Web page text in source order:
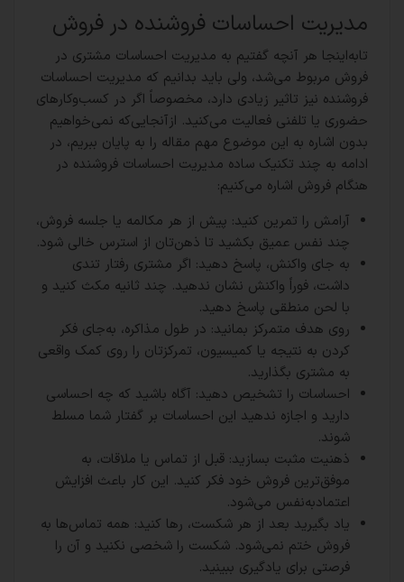
مدیریت احساسات فروشنده در فروش
تابه‌اینجا هر آنچه گفتیم به مدیریت احساسات مشتری در
فروش مربوط می‌شد، ولی باید بدانیم که مدیریت احساسات
فروشنده نیز تاثیر زیادی دارد، مخصوصاً اگر در کسب‌وکارهای
حضوری یا تلفنی فعالیت می‌کنید. ازآنجایی‌که نمی‌خواهیم
بدون اشاره به این موضوع مهم مقاله را به پایان ببریم، در
ادامه به چند تکنیک ساده مدیریت احساسات فروشنده در
هنگام فروش اشاره می‌کنیم:
آرامش را تمرین کنید: پیش از هر مکالمه یا جلسه فروش،
چند نفس عمیق بکشید تا ذهن‌تان از استرس خالی شود.
به جای واکنش، پاسخ دهید: اگر مشتری رفتار تندی
داشت، فوراً واکنش نشان ندهید. چند ثانیه مکث کنید و
با لحن منطقی پاسخ دهید.
روی هدف متمرکز بمانید: در طول مذاکره، به‌جای فکر
کردن به نتیجه یا کمیسیون، تمرکزتان را روی کمک واقعی
به مشتری بگذارید.
احساسات را تشخیص دهید: آگاه باشید که چه احساسی
دارید و اجازه ندهید این احساسات بر گفتار شما مسلط
شوند.
ذهنیت مثبت بسازید: قبل از تماس یا ملاقات، به
موفق‌ترین فروش خود فکر کنید. این کار باعث افزایش
اعتمادبه‌نفس می‌شود.
یاد بگیرید بعد از هر شکست، رها کنید: همه تماس‌ها به
فروش ختم نمی‌شود. شکست را شخصی نکنید و آن را
فرصتی برای یادگیری ببینید.